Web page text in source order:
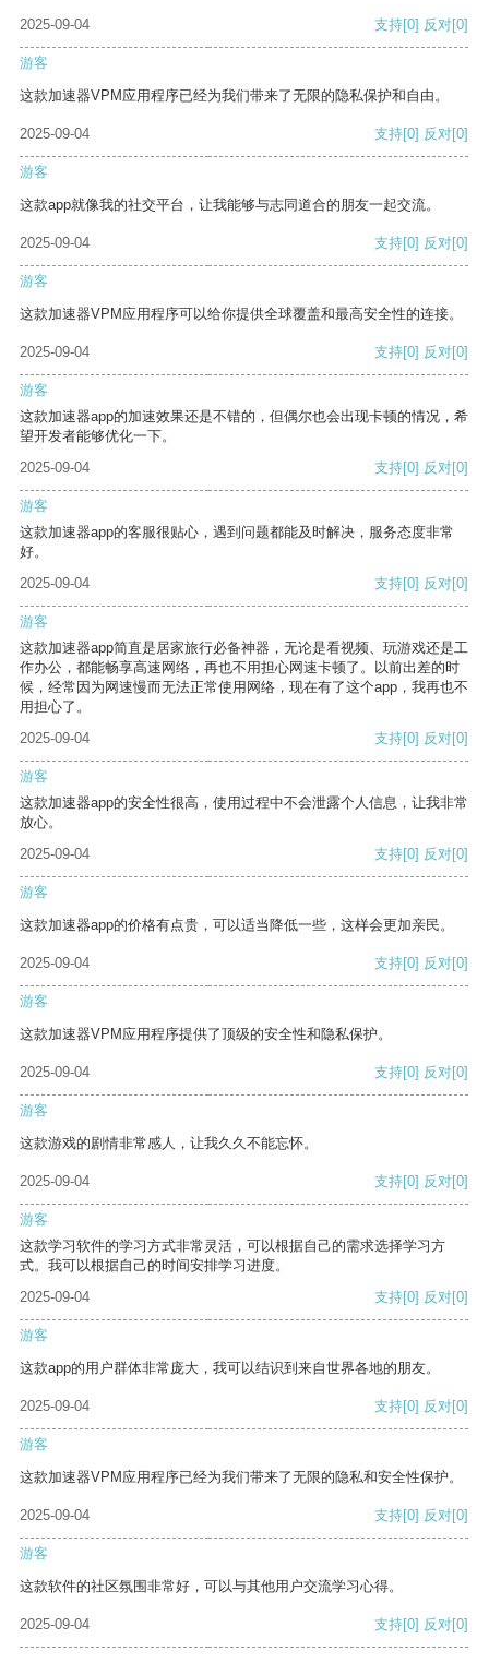
2025-09-04 支持[0] 反对[0]
游客
这款加速器VPM应用程序已经为我们带来了无限的隐私保护和自由。
2025-09-04 支持[0] 反对[0]
游客
这款app就像我的社交平台，让我能够与志同道合的朋友一起交流。
2025-09-04 支持[0] 反对[0]
游客
这款加速器VPM应用程序可以给你提供全球覆盖和最高安全性的连接。
2025-09-04 支持[0] 反对[0]
游客
这款加速器app的加速效果还是不错的，但偶尔也会出现卡顿的情况，希
望开发者能够优化一下。
2025-09-04
支持[0] 反对[0]
游客
这款加速器app的客服很贴心，遇到问题都能及时解决，服务态度非常
好。
2025-09-04
支持[0] 反对[0]
游客
这款加速器app简直是居家旅行必备神器，无论是看视频、玩游戏还是工
作办公，都能畅享高速网络，再也不用担心网速卡顿了。以前出差的时
候，经常因为网速慢而无法正常使用网络，现在有了这个app，我再也不
用担心了。
2025-09-04
支持[0] 反对[0]
游客
这款加速器app的安全性很高，使用过程中不会泄露个人信息，让我非常
放心。
2025-09-04
支持[0] 反对[0]
游客
这款加速器app的价格有点贵，可以适当降低一些，这样会更加亲民。
2025-09-04 支持[0] 反对[0]
游客
这款加速器VPM应用程序提供了顶级的安全性和隐私保护。
2025-09-04 支持[0] 反对[0]
游客
这款游戏的剧情非常感人，让我久久不能忘怀。
2025-09-04 支持[0] 反对[0]
游客
这款学习软件的学习方式非常灵活，可以根据自己的需求选择学习方
式。我可以根据自己的时间安排学习进度。
2025-09-04
支持[0] 反对[0]
游客
这款app的用户群体非常庞大，我可以结识到来自世界各地的朋友。
2025-09-04 支持[0] 反对[0]
游客
这款加速器VPM应用程序已经为我们带来了无限的隐私和安全性保护。
2025-09-04 支持[0] 反对[0]
游客
这款软件的社区氛围非常好，可以与其他用户交流学习心得。
2025-09-04 支持[0] 反对[0]